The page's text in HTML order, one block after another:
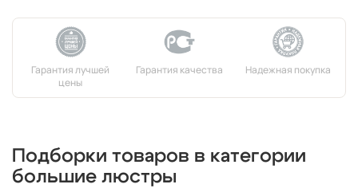
Подборки товаров в категории
большие люстры